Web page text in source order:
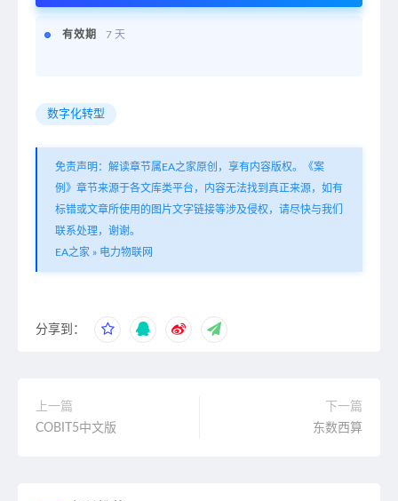
有效期 7 天
数字化转型
免责声明：解读章节属EA之家原创，享有内容版权。《案
例》章节来源于各文库类平台，内容无法找到真正来源，如有
标错或文章所使用的图片文字链接等涉及侵权，请尽快与我们
联系处理，谢谢。
EA之家 » 电力物联网
分享到：
上一篇
COBIT5中文版
下一篇
东数西算